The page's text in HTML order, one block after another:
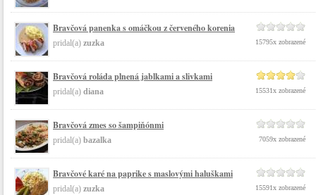
Bravčová panenka s omáčkou z červeného korenia
pridal(a) zuzka 15795x zobrazené
Bravčová roláda plnená jablkami a slivkami
pridal(a) diana 15531x zobrazené
Bravčová zmes so šampiňónmi
pridal(a) bazalka 7059x zobrazené
Bravčové karé na paprike s maslovými haluškami
pridal(a) zuzka 15591x zobrazené